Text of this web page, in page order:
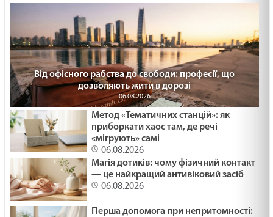
Від офісного рабства до свободи: професії, що
дозволяють жити в дорозі
06.08.2026
Метод «Тематичних станцій»: як
приборкати хаос там, де речі
«мігрують» самі
06.08.2026
Магія дотиків: чому фізичний контакт
— це найкращий антивіковий засіб
06.08.2026
Перша допомога при непритомності: